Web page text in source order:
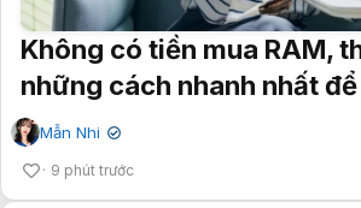
Không có tiền mua RAM,
những cách nhanh nhất
Mẫn Nhi ✔
9 phút trước